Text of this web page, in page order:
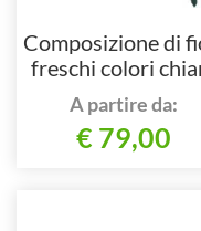
Composizione di
freschi colori
A partire da:
€ 79,00